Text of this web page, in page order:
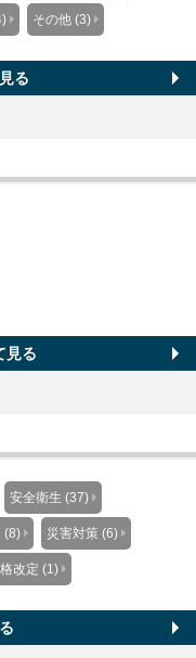
その他 (3)
る
見る
安全衛生 (37)
(8) 災害対策 (6)
改定 (1)